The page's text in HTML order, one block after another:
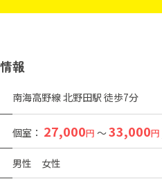
報
南海高野線 北野田駅 徒歩7分
個室： 27,000円 ～33,000円
男性 女性